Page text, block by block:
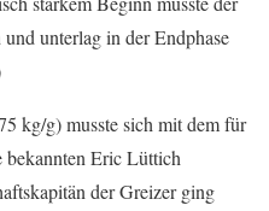
unterlag in der Endphase
kg/g) musste sich mit dem für
bekannten Eric Lüttich
der Greizer ging